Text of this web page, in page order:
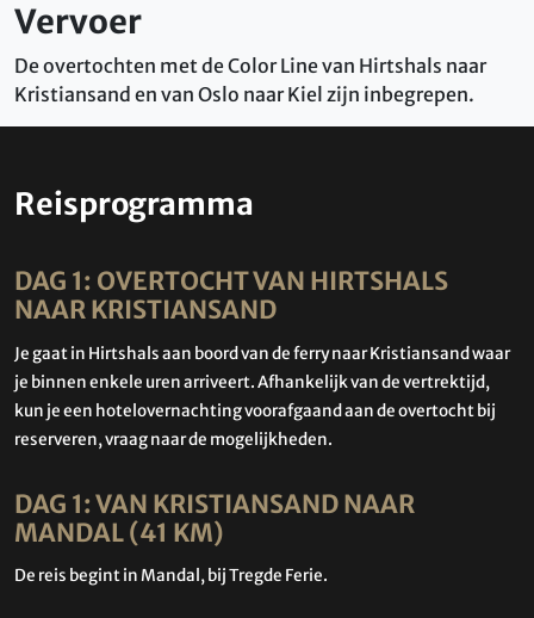
Vervoer
De overtochten met de Color Line van Hirtshals naar
Kristiansand en van Oslo naar Kiel zijn inbegrepen.
Reisprogramma
DAG 1: OVERTOCHT VAN HIRTSHALS
NAAR KRISTIANSAND
Je gaat in Hirtshals aan boord van de ferry naar Kristiansand waar
je binnen enkele uren arriveert. Afhankelijk van de vertrektijd,
kun je een hotelovernachting voorafgaand aan de overtocht bij
reserveren, vraag naar de mogelijkheden.
DAG 1: VAN KRISTIANSAND NAAR
MANDAL (41 KM)
De reis begint in Mandal, bij Tregde Ferie.